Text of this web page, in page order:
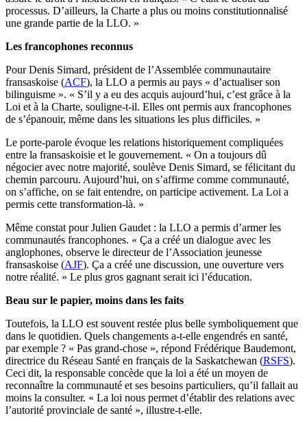
processus. D’ailleurs, la Charte a plus ou moins constitutionnalisé
une grande partie de la LLO. »
Les francophones reconnus
Pour Denis Simard, président de l’Assemblée communautaire
fransaskoise (ACF), la LLO a permis au pays « d’actualiser son
bilinguisme ». « S’il y a eu des acquis aujourd’hui, c’est grâce à la
Loi et à la Charte, souligne-t-il. Elles ont permis aux francophones
de s’épanouir, même dans les situations les plus difficiles. »
Le porte-parole évoque les relations historiquement compliquées
entre la fransaskoisie et le gouvernement. « On a toujours dû
négocier avec notre majorité, soulève Denis Simard, se félicitant du
chemin parcouru. Aujourd’hui, on s’affirme comme communauté,
on s’affiche, on se fait entendre, on participe activement. La Loi a
permis cette transformation-là. »
Même constat pour Julien Gaudet : la LLO a permis d’armer les
communautés francophones. « Ça a créé un dialogue avec les
anglophones, observe le directeur de l’Association jeunesse
fransaskoise (AJF). Ça a créé une discussion, une ouverture vers
notre réalité. » Le plus gros gagnant serait ici l’éducation.
Beau sur le papier, moins dans les faits
Toutefois, la LLO est souvent restée plus belle symboliquement que
dans le quotidien. Quels changements a-t-elle engendrés en santé,
par exemple ? « Pas grand-chose », répond Frédérique Baudemont,
directrice du Réseau Santé en français de la Saskatchewan (RSFS).
Ceci dit, la responsable concède que la loi a été un moyen de
reconnaître la communauté et ses besoins particuliers, qu’il fallait au
moins la consulter. « La loi nous permet d’établir des relations avec
l’autorité provinciale de santé », illustre-t-elle.